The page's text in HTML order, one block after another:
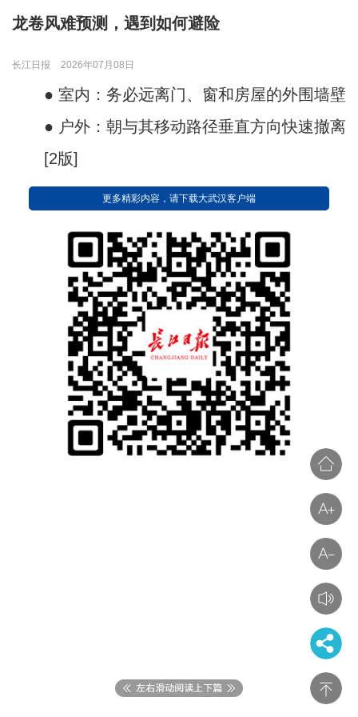
龙卷风难预测，遇到如何避险
长江日报 2026年07月08日
● 室内：务必远离门、窗和房屋的外围墙壁
● 户外：朝与其移动路径垂直方向快速撤离
[2版]
更多精彩内容，请下载大武汉客户端